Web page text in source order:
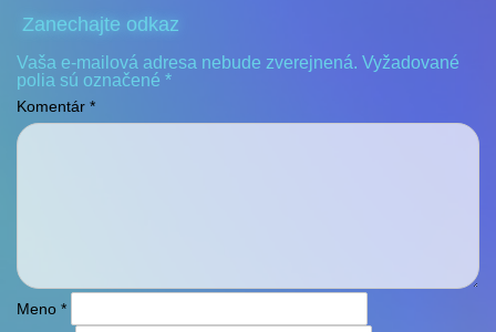
Zanechajte odkaz
Vaša e-mailová adresa nebude zverejnená. Vyžadované
polia sú označené *
Komentár *
Meno *